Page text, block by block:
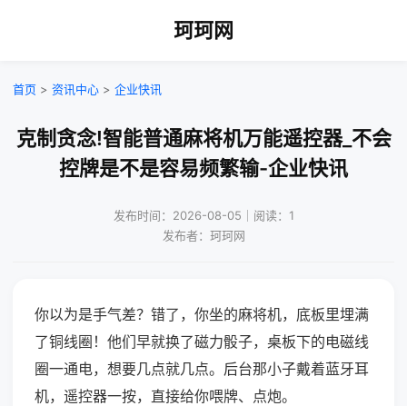
珂珂网
首页 > 资讯中心 > 企业快讯
克制贪念!智能普通麻将机万能遥控器_不会
控牌是不是容易频繁输-企业快讯
发布时间：2026-08-05｜阅读：1
发布者：珂珂网
你以为是手气差？错了，你坐的麻将机，底板里埋满
了铜线圈！他们早就换了磁力骰子，桌板下的电磁线
圈一通电，想要几点就几点。后台那小子戴着蓝牙耳
机，遥控器一按，直接给你喂牌、点炮。